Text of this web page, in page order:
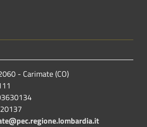
- Carimate (CO)